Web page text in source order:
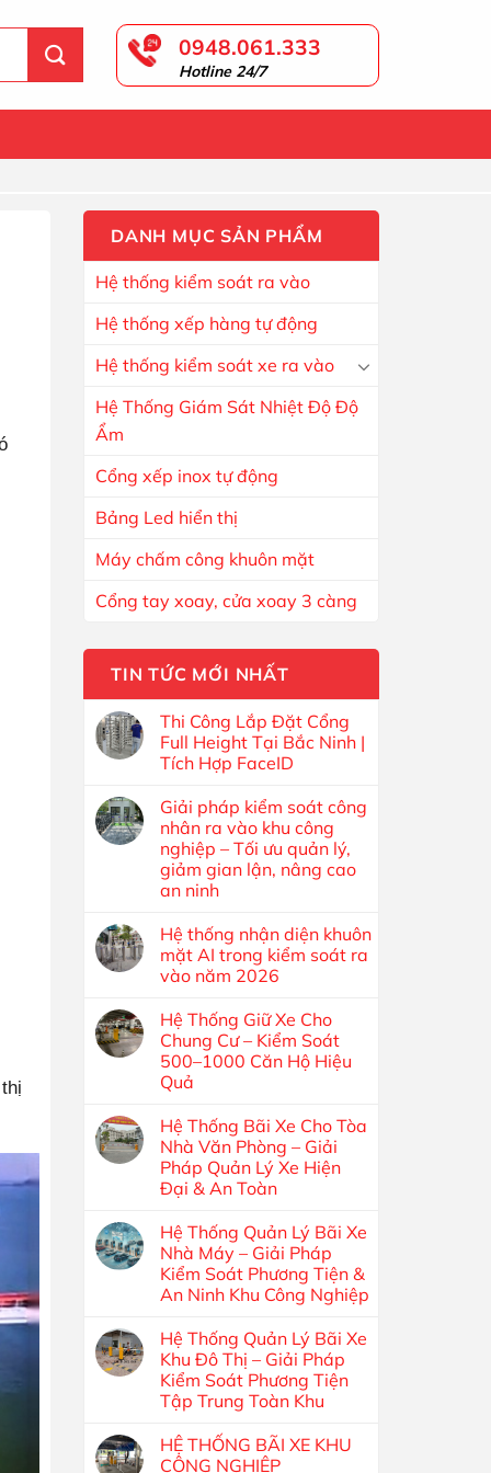
0948.061.333
Hotline 24/7
DANH MỤC SẢN PHẨM
Hệ thống kiểm soát ra vào
Hệ thống xếp hàng tự động
Hệ thống kiểm soát xe ra vào
Hệ Thống Giám Sát Nhiệt Độ Độ
Ẩm
Cổng xếp inox tự động
Bảng Led hiển thị
Máy chấm công khuôn mặt
Cổng tay xoay, cửa xoay 3 càng
TIN TỨC MỚI NHẤT
Thi Công Lắp Đặt Cổng
Full Height Tại Bắc Ninh |
Tích Hợp FaceID
Giải pháp kiểm soát công
nhân ra vào khu công
nghiệp – Tối ưu quản lý,
giảm gian lận, nâng cao
an ninh
Hệ thống nhận diện khuôn
mặt AI trong kiểm soát ra
vào năm 2026
Hệ Thống Giữ Xe Cho
Chung Cư – Kiểm Soát
500–1000 Căn Hộ Hiệu
Quả
Hệ Thống Bãi Xe Cho Tòa
Nhà Văn Phòng – Giải
Pháp Quản Lý Xe Hiện
Đại & An Toàn
Hệ Thống Quản Lý Bãi Xe
Nhà Máy – Giải Pháp
Kiểm Soát Phương Tiện &
An Ninh Khu Công Nghiệp
Hệ Thống Quản Lý Bãi Xe
Khu Đô Thị – Giải Pháp
Kiểm Soát Phương Tiện
Tập Trung Toàn Khu
HỆ THỐNG BÃI XE KHU
CÔNG NGHIỆP